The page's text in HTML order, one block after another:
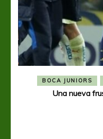
BOCA JUNIORS
Una nueva